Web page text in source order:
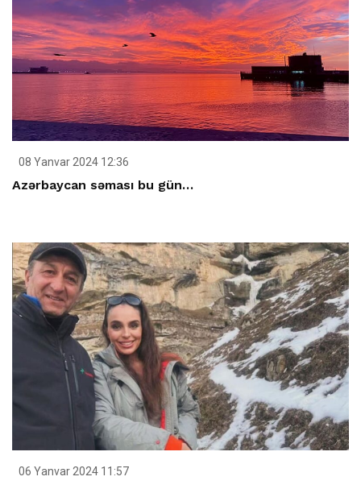
08 Yanvar 2024 12:36
Azərbaycan səması bu gün…
06 Yanvar 2024 11:57